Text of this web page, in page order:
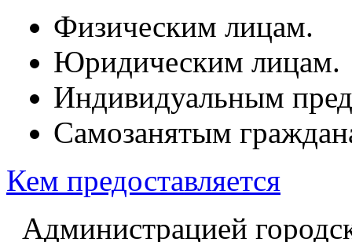
Физическим лицам.
Юридическим лицам.
Индивидуальным
Самозанятым
Кем предоставляется
Администрацией